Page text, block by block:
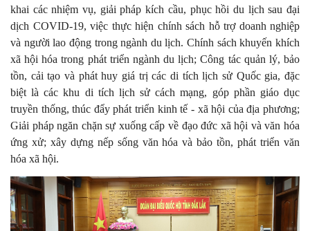
khai các nhiệm vụ, giải pháp kích cầu, phục hồi du lịch sau đại
dịch COVID-19, việc thực hiện chính sách hỗ trợ doanh nghiệp
và người lao động trong ngành du lịch. Chính sách khuyến khích
xã hội hóa trong phát triển ngành du lịch; Công tác quản lý, bảo
tồn, cải tạo và phát huy giá trị các di tích lịch sử Quốc gia, đặc
biệt là các khu di tích lịch sử cách mạng, góp phần giáo dục
truyền thống, thúc đẩy phát triển kinh tế - xã hội của địa phương;
Giải pháp ngăn chặn sự xuống cấp về đạo đức xã hội và văn hóa
ứng xử; xây dựng nếp sống văn hóa và bảo tồn, phát triển văn
hóa xã hội.